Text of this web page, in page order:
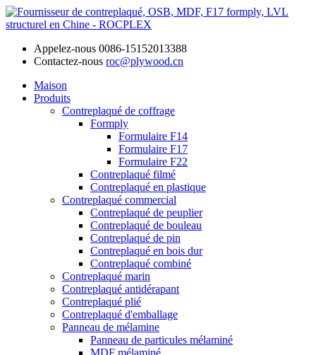
Appelez-nous 0086-15152013388
Contactez-nous roc@plywood.cn
Maison
Produits
Contreplaqué de coffrage
Formply
Formulaire F14
Formulaire F17
Formulaire F22
Contreplaqué filmé
Contreplaqué en plastique
Contreplaqué commercial
Contreplaqué de peuplier
Contreplaqué de bouleau
Contreplaqué de pin
Contreplaqué en bois dur
Contreplaqué combiné
Contreplaqué marin
Contreplaqué antidérapant
Contreplaqué plié
Contreplaqué d'emballage
Panneau de mélamine
Panneau de particules mélaminé
MDF mélaminé